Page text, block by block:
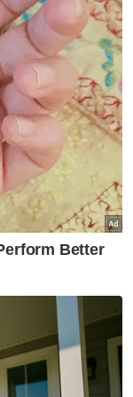
lagi.
jadi madu
zon bebas
tetap
isteri di